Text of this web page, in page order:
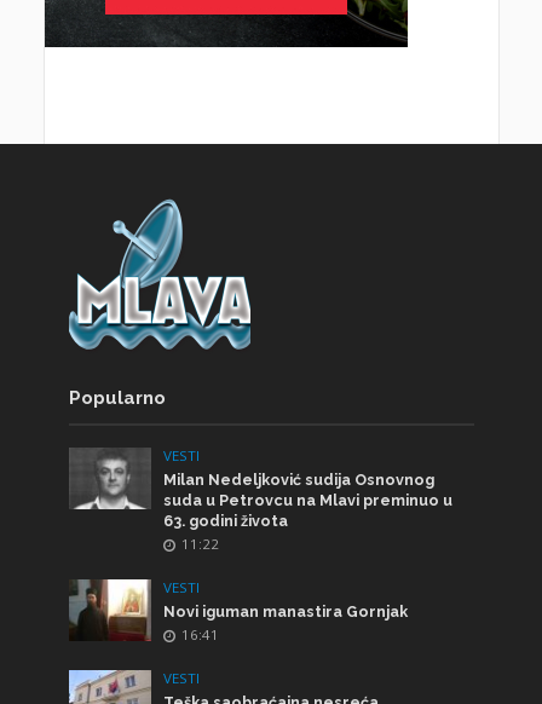
Popularno
VESTI
Milan Nedeljković sudija Osnovnog
suda u Petrovcu na Mlavi preminuo u
63. godini života
11:22
VESTI
Novi iguman manastira Gornjak
16:41
VESTI